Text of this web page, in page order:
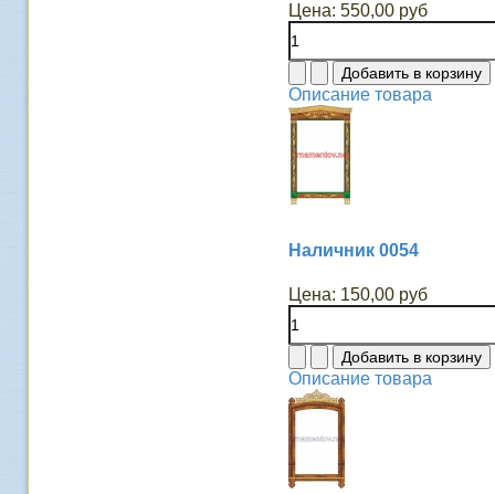
Цена: 550,00 руб
Описание товара
Наличник 0054
Цена: 150,00 руб
Описание товара